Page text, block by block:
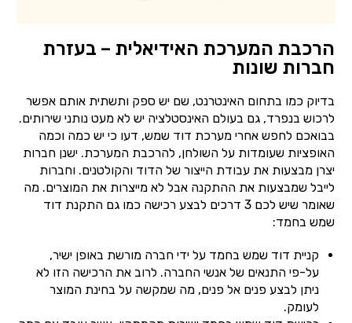
הרכבת המערכת האידיאלית – בעזרת
חברות שונות
בדיוק כמו בתחום האינטרנט, שם יש ספק ותשתית אותם אפשר
לרכוש בנפרד, גם בעולם האינסטלציה יש לא מעט נותני שירותים.
בבואכם לחפש אחרי מערכת דוד שמש, דעו כי יש כמה וכמה
האופציות שעומדות על השולחן, להרכבת המערכת. ישנן חברות
יצרן מבצעות את עבודת הייצור של הדוד והקולטנים. וחברות
לייבל שמבצעות את ההתקנה אבל לא מייצרות את המוצרים. מה
שאומר שיש לכם 3 דרכים לבצע רכישה כמו גם התקנת דוד
שמש בחמד:
קניית דוד שמש בחמד על ידי חברה מורשת באופן ישיר,
על-פי התנאים של אנשי החברה. לרוב את הרכישה הזו לא
ניתן לבצע פנים אל פנים, מה שמקשה על בחינת המוצר
לעומק.